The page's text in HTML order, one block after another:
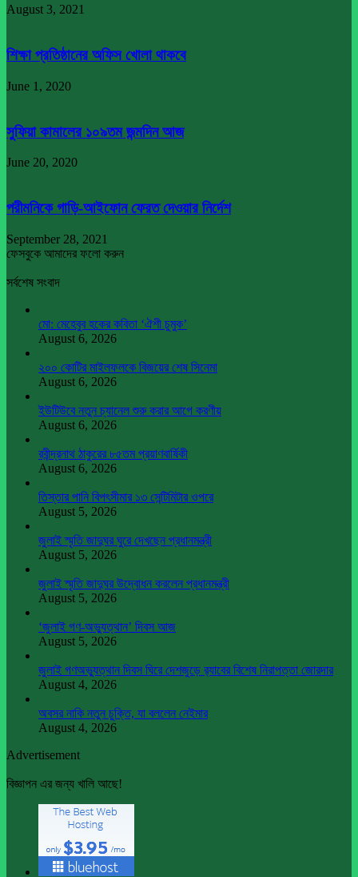
August 3, 2021
শিক্ষা প্রতিষ্ঠানের অফিস খোলা থাকবে
June 1, 2020
সুফিয়া কামালের ১০৯তম জন্মদিন আজ
June 20, 2020
পরীমনিকে গাড়ি-আইফোন ফেরত দেওয়ার নির্দেশ
September 28, 2021
ফেসবুকে আমাদের ফলো করুন
সর্বশেষ সংবাদ
মো: মেহেবুব হকের কবিতা ‘ঐশী চুমুক’
August 6, 2026
২০০ কোটির মাইলফলকে বিজয়ের শেষ সিনেমা
August 6, 2026
ইউটিউবে নতুন চ্যানেল শুরু করার আগে করণীয়
August 6, 2026
রবীন্দ্রনাথ ঠাকুরের ৮৫তম প্রয়াণবার্ষিকী
August 6, 2026
তিস্তার পানি বিপৎসীমার ১৩ সেন্টিমিটার ওপরে
August 5, 2026
জুলাই স্মৃতি জাদুঘর ঘুরে দেখছেন প্রধানমন্ত্রী
August 5, 2026
জুলাই স্মৃতি জাদুঘর উদ্বোধন করলেন প্রধানমন্ত্রী
August 5, 2026
‘জুলাই গণ-অভ্যুত্থান’ দিবস আজ
August 5, 2026
জুলাই গণঅভ্যুত্থান দিবস ঘিরে দেশজুড়ে র‌্যাবের বিশেষ নিরাপত্তা জোরদার
August 4, 2026
অবসর নাকি নতুন চুক্তি, যা বললেন নেইমার
August 4, 2026
Advertisement
বিজ্ঞাপন এর জন্য খালি আছে!